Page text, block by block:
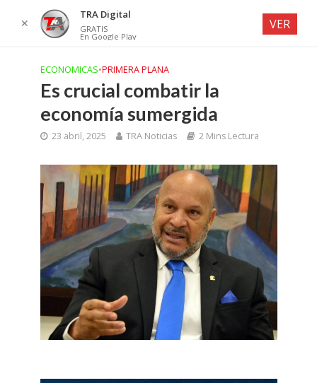
ECONOMICAS•PRIMERA PLANA
Es crucial combatir la
economía sumergida
23 abril, 2025 TRA Noticias 2 Mins Lectura
✕
TRA Digital
GRATIS
En Google Play
VER